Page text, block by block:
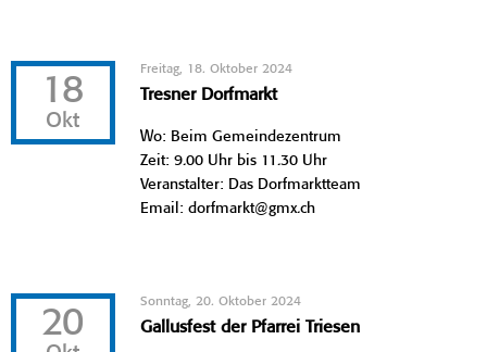
18
Okt
Freitag, 18. Oktober 2024
Tresner Dorfmarkt
Wo: Beim Gemeindezentrum
Zeit: 9.00 Uhr bis 11.30 Uhr
Veranstalter: Das Dorfmarktteam
Email: dorfmarkt@gmx.ch
20
Sonntag, 20. Oktober 2024
Gallusfest der Pfarrei Triesen